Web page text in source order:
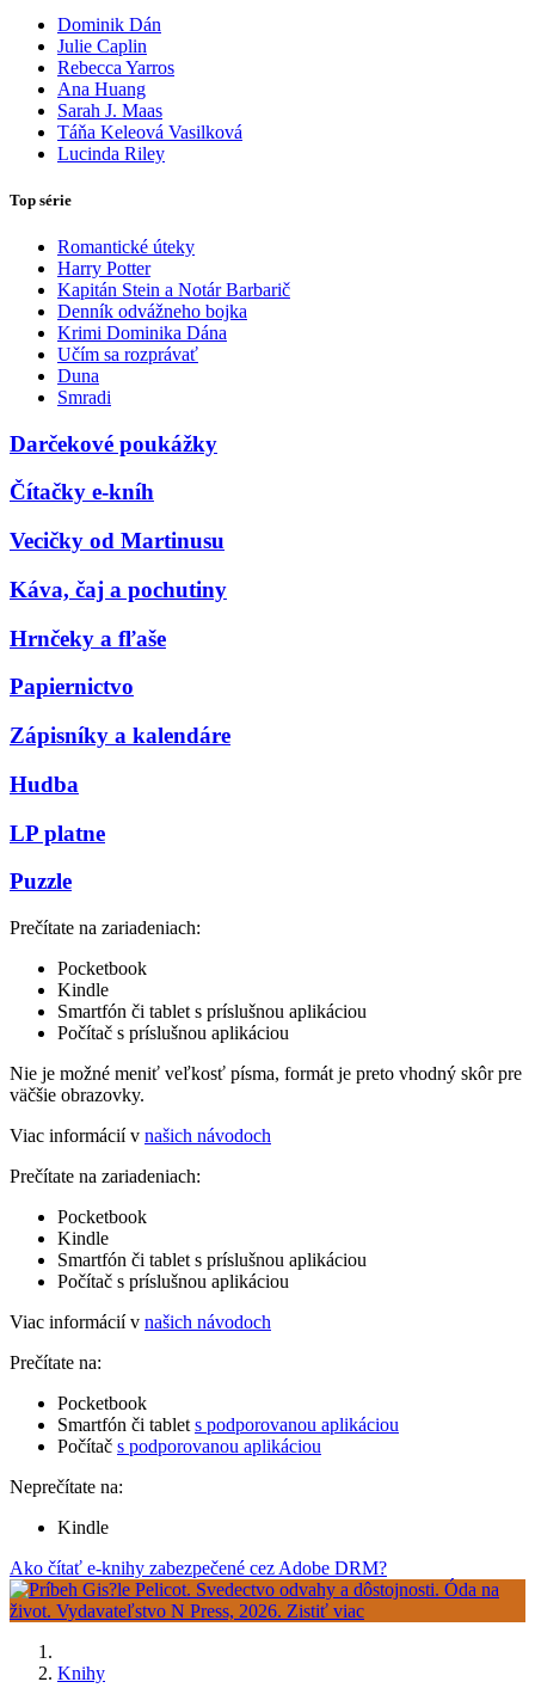
Dominik Dán
Julie Caplin
Rebecca Yarros
Ana Huang
Sarah J. Maas
Táňa Keleová Vasilková
Lucinda Riley
Top série
Romantické úteky
Harry Potter
Kapitán Stein a Notár Barbarič
Denník odvážneho bojka
Krimi Dominika Dána
Učím sa rozprávať
Duna
Smradi
Darčekové poukážky
Čítačky e-kníh
Vecičky od Martinusu
Káva, čaj a pochutiny
Hrnčeky a fľaše
Papiernictvo
Zápisníky a kalendáre
Hudba
LP platne
Puzzle
Prečítate na zariadeniach:
Pocketbook
Kindle
Smartfón či tablet s príslušnou aplikáciou
Počítač s príslušnou aplikáciou
Nie je možné meniť veľkosť písma, formát je preto vhodný skôr pre
väčšie obrazovky.
Viac informácií v našich návodoch
Prečítate na zariadeniach:
Pocketbook
Kindle
Smartfón či tablet s príslušnou aplikáciou
Počítač s príslušnou aplikáciou
Viac informácií v našich návodoch
Prečítate na:
Pocketbook
Smartfón či tablet s podporovanou aplikáciou
Počítač s podporovanou aplikáciou
Neprečítate na:
Kindle
Ako čítať e-knihy zabezpečené cez Adobe DRM?
Knihy